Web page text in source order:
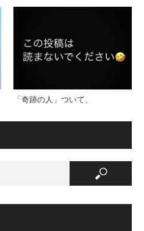
「奇跡の人」ついて、